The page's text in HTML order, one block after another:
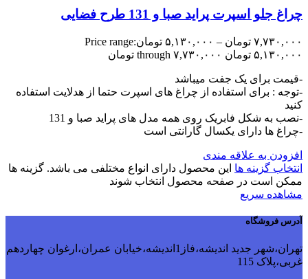
چراغ جلو اسپرت پراید صبا و 131 طرح فضایی
۷,۷۳۰,۰۰۰ تومان – ۵,۱۳۰,۰۰۰ تومانPrice range:
۵,۱۳۰,۰۰۰ تومان through ۷,۷۳۰,۰۰۰ تومان
-قیمت برای یک جفت میباشد
-توجه : برای استفاده از چراغ های اسپرت حتما از هدلایت استفاده
کنید
-نصب به شکل فابریک روی همه مدل های پراید صبا و 131
-چراغ ها دارای یکسال گارانتی است
افزودن به علاقه مندی
انتخاب گزینه ها این محصول دارای انواع مختلفی می باشد. گزینه ها
ممکن است در صفحه محصول انتخاب شوند
مشاهده سریع
آدرس فروشگاه
تهران،شهر جدید اندیشه،فاز1اندیشه،خیابان عمران،ارغوان چهاردهم
غربی،پلاک 115